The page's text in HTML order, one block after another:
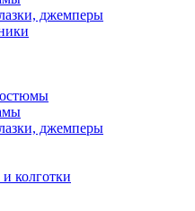
джемперы
джемперы
колготки